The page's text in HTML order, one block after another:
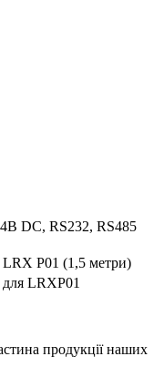
DC, RS232, RS485
P01 (1,5 метри)
LRXP01
продукції наших